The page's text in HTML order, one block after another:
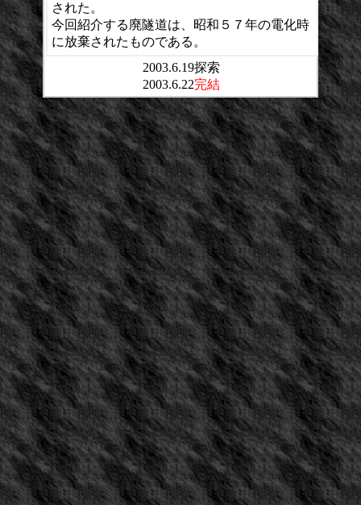
された。
今回紹介する廃隧道は、昭和５７年の電化時
に放棄されたものである。
2003.6.19探索
2003.6.22完結